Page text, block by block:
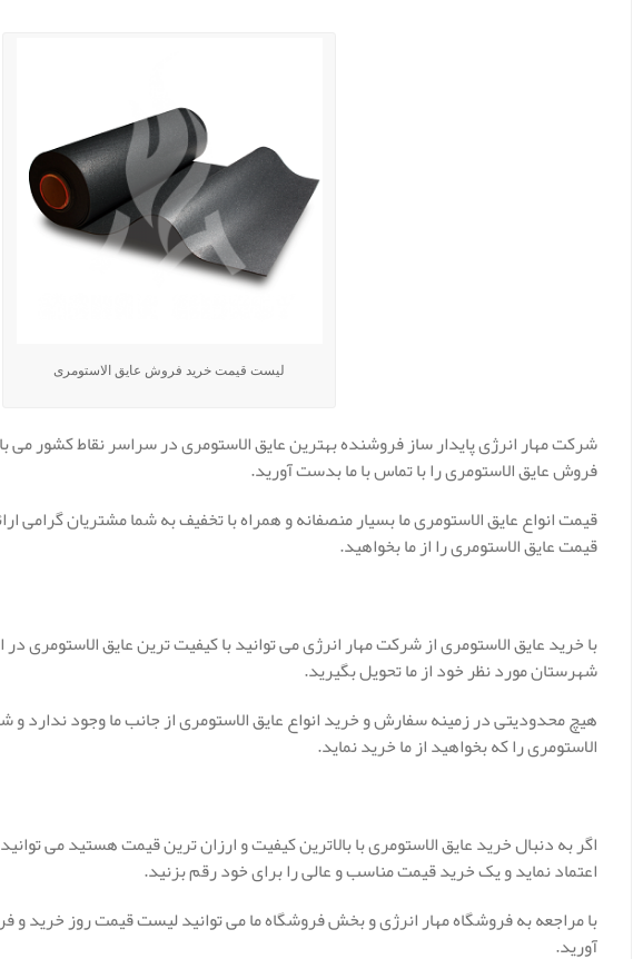
لیست قیمت خرید فروش عایق الاستومری
شرکت مهار انرژی پایدار ساز فروشنده بهترین عایق الاستومری در سراسر نقاط کشور
فروش عایق الاستومری را با تماس با ما بدست آورید.
قیمت انواع عایق الاستومری ما بسیار منصفانه و همراه با تخفیف به شما مشتریان گرامی
قیمت عایق الاستومری را از ما بخواهید.
با خرید عایق الاستومری از شرکت مهار انرژی می توانید با کیفیت ترین عایق الاستومری
شهرستان مورد نظر خود از ما تحویل بگیرید.
هیچ محدودیتی در زمینه سفارش و خرید انواع عایق الاستومری از جانب ما وجود ندارد و
الاستومری را که بخواهید از ما خرید نماید.
اگر به دنبال خرید عایق الاستومری با بالاترین کیفیت و ارزان ترین قیمت هستید می
اعتماد نماید و یک خرید قیمت مناسب و عالی را برای خود رقم بزنید.
با مراجعه به فروشگاه مهار انرژی و بخش فروشگاه ما می توانید لیست قیمت روز خرید و
آورید.